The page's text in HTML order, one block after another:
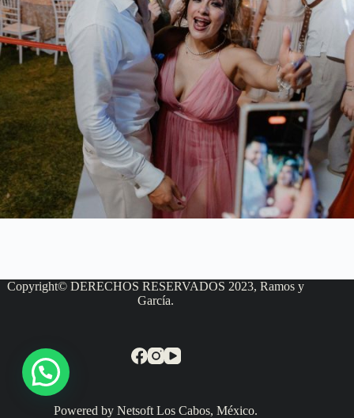
Copyright© DERECHOS RESERVADOS 2023, Ramos y
García.
Powered by Netsoft Los Cabos, México.